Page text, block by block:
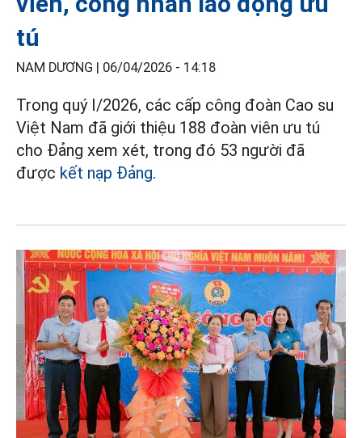
tú
NAM DƯƠNG | 06/04/2026 - 14:18
Trong quý I/2026, các cấp công đoàn Cao su
Việt Nam đã giới thiệu 188 đoàn viên ưu tú
cho Đảng xem xét, trong đó 53 người đã
được kết nạp Đảng.